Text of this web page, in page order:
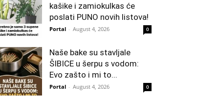
kašike i zamiokulkas će
poslati PUNO novih listova!
Portal - August 4, 2026 0
Naše bake su stavljale
ŠIBICE u šerpu s vodom:
Evo zašto i mi to...
Portal - August 4, 2026 0